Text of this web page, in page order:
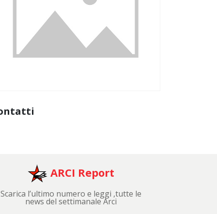
ARCI Report
Scarica l’ultimo numero e leggi ,tutte le
news del settimanale Arci